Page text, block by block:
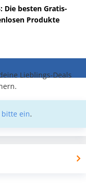
Die besten Gratis-
Produkte
Lieblings-Deals
bitte ein.